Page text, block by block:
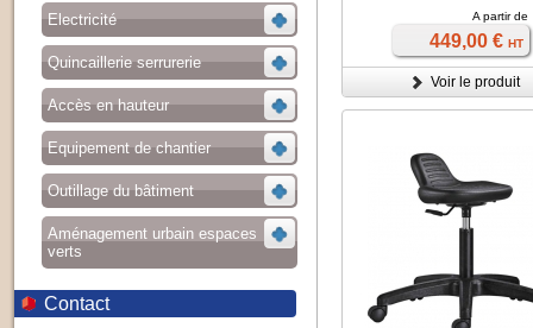
Electricité
Quincaillerie serrurerie
Accès en hauteur
Equipement de chantier
Outillage du bâtiment
Aménagement urbain espaces
verts
Contact
A partir de
449,00 € HT
Voir le produit